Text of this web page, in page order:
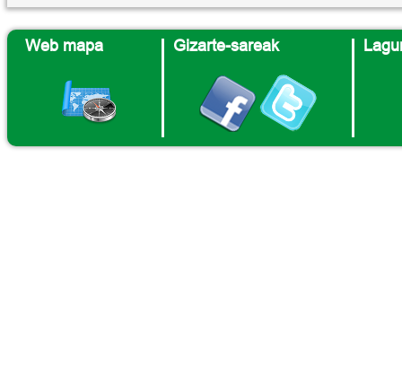
Web mapa Gizarte-sareak